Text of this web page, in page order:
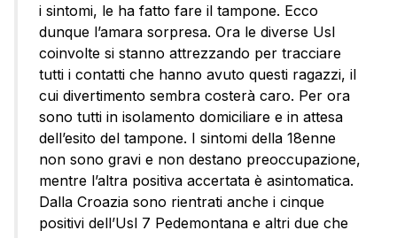
i sintomi, le ha fatto fare il tampone. Ecco
dunque l’amara sorpresa. Ora le diverse Usl
coinvolte si stanno attrezzando per tracciare
tutti i contatti che hanno avuto questi ragazzi, il
cui divertimento sembra costerà caro. Per ora
sono tutti in isolamento domiciliare e in attesa
dell’esito del tampone. I sintomi della 18enne
non sono gravi e non destano preoccupazione,
mentre l’altra positiva accertata è asintomatica.
Dalla Croazia sono rientrati anche i cinque
positivi dell’Usl 7 Pedemontana e altri due che